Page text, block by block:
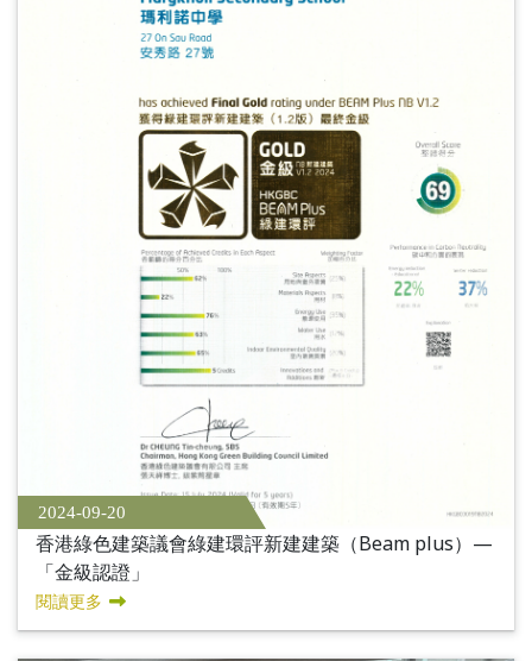
2024-09-20
香港綠色建築議會綠建環評新建建築（Beam plus）—
「金級認證」
閱讀更多